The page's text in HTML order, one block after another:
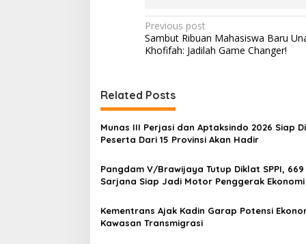
P
o
t
n
a
v
i
g
t
Previous post
Sambut Ribuan Mahasiswa Baru
Khofifah: Jadilah Game Changer!
Related Posts
Munas III Perjasi dan Aptaksindo 2026 Siap
Peserta Dari 15 Provinsi Akan Hadir
Pangdam V/Brawijaya Tutup Diklat SPPI, 669
Sarjana Siap Jadi Motor Penggerak Ekonomi
Kementrans Ajak Kadin Garap Potensi
Kawasan Transmigrasi